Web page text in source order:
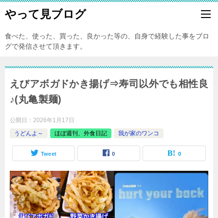
やって見ブログ
食べた、使った、買った、良かった等の、自身で経験した事をブロ
グで発信させて頂きます。
えびアボガドかき揚げ⇒寿司以外でも相性良
♪(丸亀製麺)
公開日： 2026年1月17日
うどんよ～
ほぼ週刊、外食日記 我が家のワンコ
Tweet 0 0